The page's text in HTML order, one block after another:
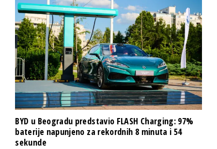
BYD u Beogradu predstavio FLASH Charging: 97%
baterije napunjeno za rekordnih 8 minuta i 54
sekunde